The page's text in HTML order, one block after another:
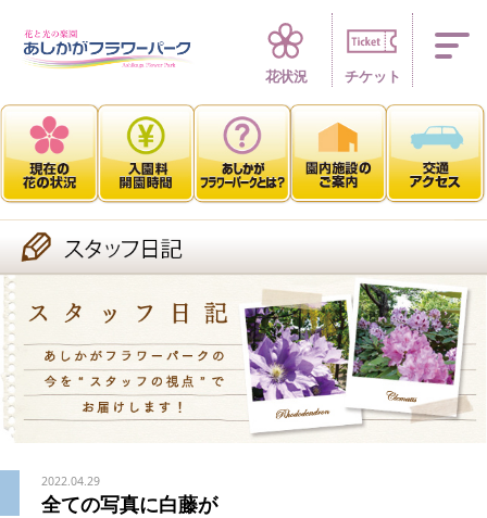
四季折々 花の
花状況 チケット
2022.04.29
全ての写真に白藤が